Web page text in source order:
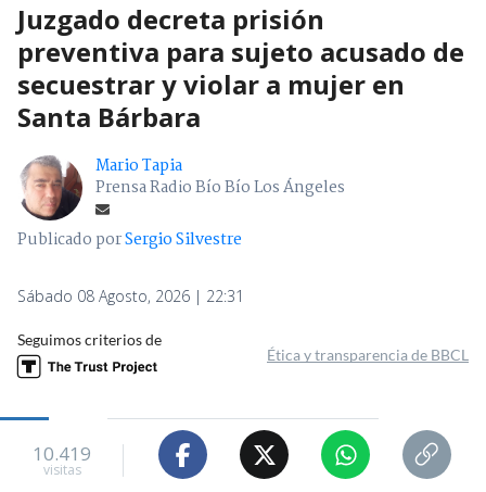
Juzgado decreta prisión
preventiva para sujeto acusado de
secuestrar y violar a mujer en
Santa Bárbara
Mario Tapia
Prensa Radio Bío Bío Los Ángeles
Publicado porSergio Silvestre
Sábado 08 Agosto, 2026 | 22:31
Seguimos criterios de
Ética y transparencia de BBCL
10.419
visitas